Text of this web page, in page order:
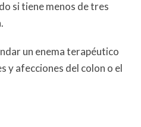
si tiene menos de tres
un enema terapéutico
y afecciones del colon o el